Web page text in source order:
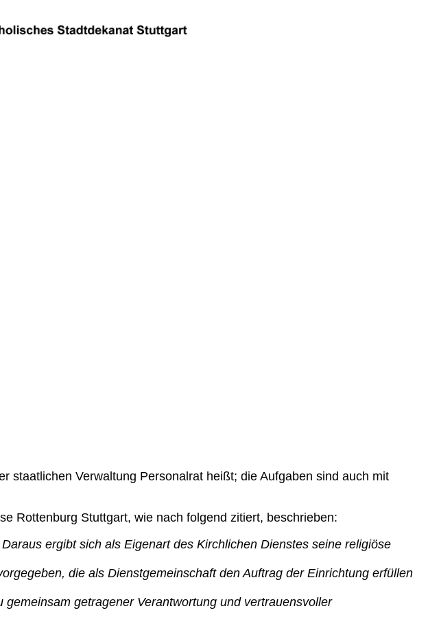
staatlichen Verwaltung Personalrat heißt; die Aufgaben sind auch mit
Rottenburg Stuttgart, wie nach folgend zitiert, beschrieben:
ergibt sich als Eigenart des Kirchlichen Dienstes seine religiöse
die als Dienstgemeinschaft den Auftrag der Einrichtung erfüllen
getragener Verantwortung und vertrauensvoller